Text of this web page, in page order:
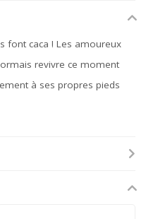
font caca ! Les amoureux
revivre ce moment
à ses propres pieds